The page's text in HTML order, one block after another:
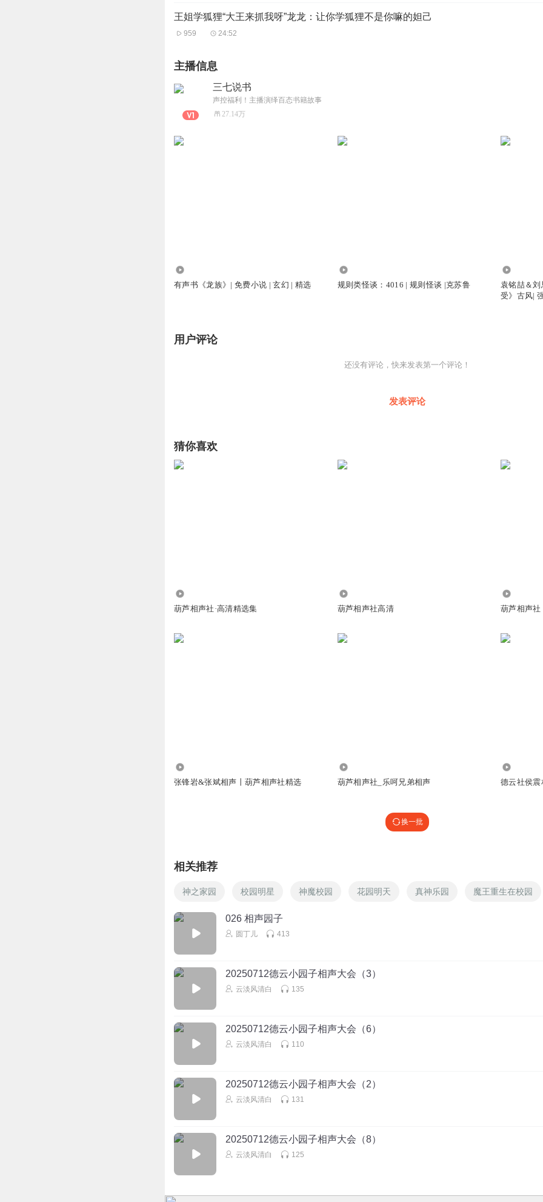
王姐学狐狸“大王来抓我呀”龙龙：让你学狐狸不是你嘛的妲己
959 24:52
主播信息
三七说书
声控福利！主播演绎百态书籍故事
27.14万
有声书《龙族》| 免费小说 | 玄幻 | 精选 规则类怪谈：4016 | 规则怪谈 |克苏鲁
袁铭喆＆
受》古风|
用户评论
还没有评论，快来发表第一个评论！
发表评论
猜你喜欢
葫芦相声社·高清精选集 葫芦相声社高清 葫芦相声
张锋岩&张斌相声丨葫芦相声社精选 葫芦相声社_乐呵兄弟相声 德云社侯
换一批
相关推荐
神之家园 校园明星 神魔校园 花园明天 真神乐园 魔王重生在校园
026 相声园子
圆丁儿 413
20250712德云小园子相声大会（3）
云淡风清白 135
20250712德云小园子相声大会（6）
云淡风清白 110
20250712德云小园子相声大会（2）
云淡风清白 131
20250712德云小园子相声大会（8）
云淡风清白 125